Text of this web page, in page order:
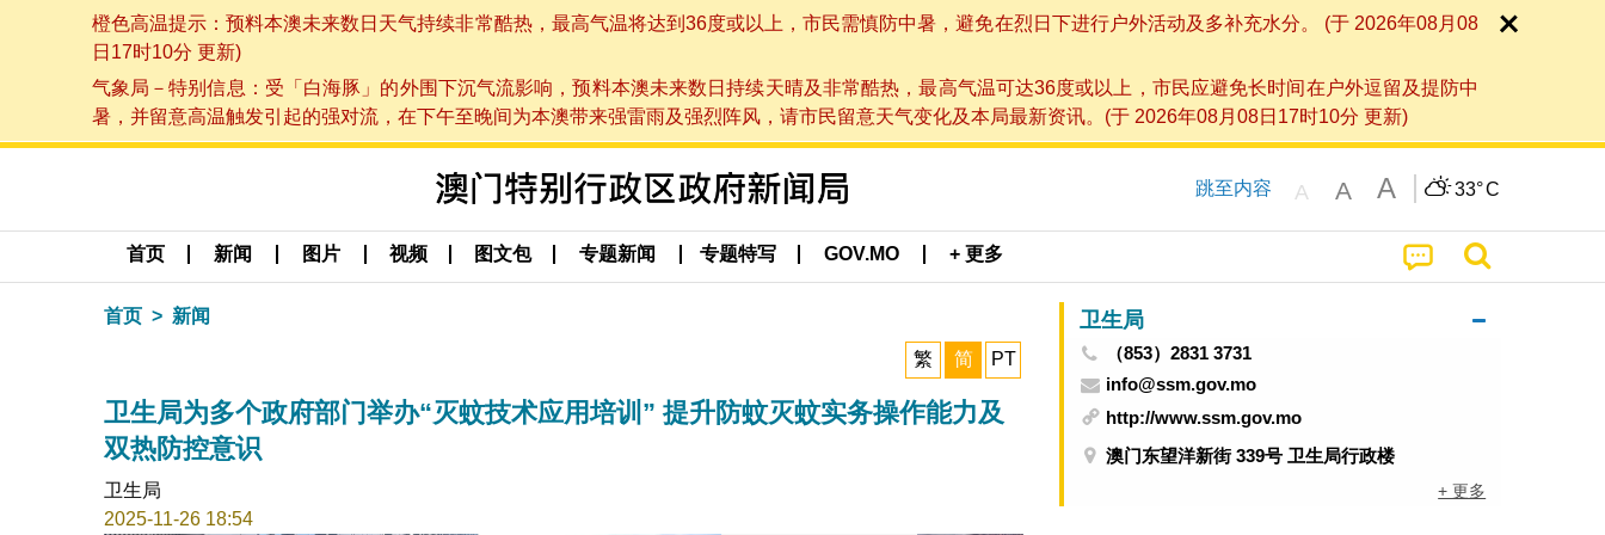
橙色高温提示：预料本澳未来数日天气持续非常酷热，最高气温将达到36度或以上，市民需慎防中暑，避免在烈日下进行户外活动及多补充水分。 (于 2026年08月08
日17时10分 更新)
气象局－特别信息：受「白海豚」的外围下沉气流影响，预料本澳未来数日持续天晴及非常酷热，最高气温可达36度或以上，市民应避免长时间在户外逗留及提防中
暑，并留意高温触发引起的强对流，在下午至晚间为本澳带来强雷雨及强烈阵风，请市民留意天气变化及本局最新资讯。(于 2026年08月08日17时10分 更新)
跳至内容 A A A 33°C
首页 新闻 图片 视频 图文包 专题新闻 专题特写 GOV.MO + 更多
首页 新闻
繁 简 PT
卫生局为多个政府部门举办“灭蚊技术应用培训” 提升防蚊灭蚊实务操作能力及
双热防控意识
卫生局
2025-11-26 18:54
卫生局
（853）2831 3731
info@ssm.gov.mo
http://www.ssm.gov.mo
澳门东望洋新街 339号 卫生局行政楼
+ 更多